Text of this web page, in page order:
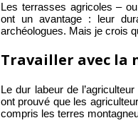
Les terrasses agricoles –
ont un avantage : leur
archéologues. Mais je crois
Travailler avec la
Le dur labeur de
ont prouvé que les
compris les terres